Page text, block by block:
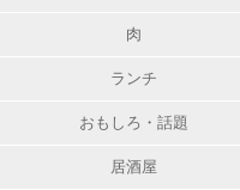
肉
ランチ
おもしろ・話題
居酒屋